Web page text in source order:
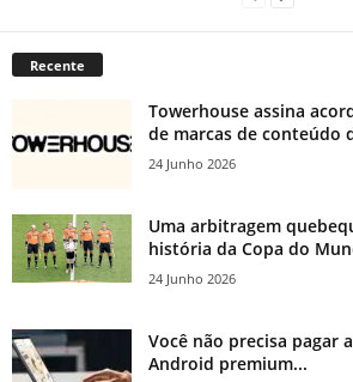
Recente
Towerhouse assina
de marcas de conteúdo
24 Junho 2026
Uma arbitragem
história da Copa do
24 Junho 2026
Você não precisa pagar
Android premium...